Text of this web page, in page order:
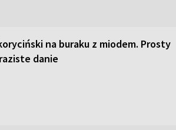
na buraku z miodem. Prosty
danie